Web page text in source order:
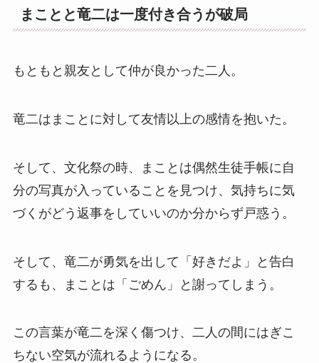
まことと竜二は一度付き合うが破局
もともと親友として仲が良かった二人。
竜二はまことに対して友情以上の感情を抱いた。
そして、文化祭の時、まことは偶然生徒手帳に自
分の写真が入っていることを見つけ、気持ちに気
づくがどう返事をしていいのか分からず戸惑う。
そして、竜二が勇気を出して「好きだよ」と告白
するも、まことは「ごめん」と謝ってしまう。
この言葉が竜二を深く傷つけ、二人の間にはぎこ
ちない空気が流れるようになる。